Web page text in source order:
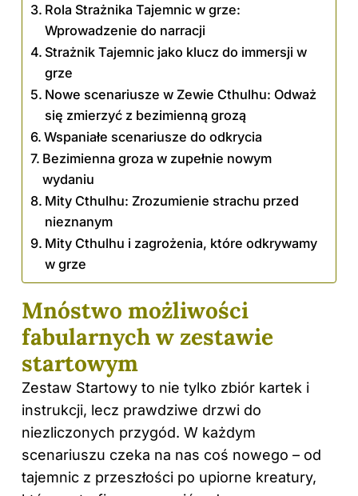
Rola Strażnika Tajemnic w grze:
Wprowadzenie do narracji
Strażnik Tajemnic jako klucz do immersji w
grze
Nowe scenariusze w Zewie Cthulhu: Odważ
się zmierzyć z bezimienną grozą
Wspaniałe scenariusze do odkrycia
Bezimienna groza w zupełnie nowym
wydaniu
Mity Cthulhu: Zrozumienie strachu przed
nieznanym
Mity Cthulhu i zagrożenia, które odkrywamy
w grze
Mnóstwo możliwości
fabularnych w zestawie
startowym
Zestaw Startowy to nie tylko zbiór kartek i
instrukcji, lecz prawdziwe drzwi do
niezliczonych przygód. W każdym
scenariuszu czeka na nas coś nowego – od
tajemnic z przeszłości po upiorne kreatury,